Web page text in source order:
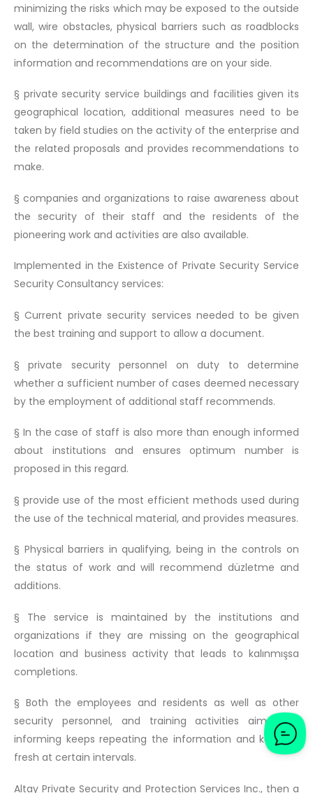
minimizing the risks which may be exposed to the outside
wall, wire obstacles, physical barriers such as roadblocks
on the determination of the structure and the position
information and recommendations are on your side.
§ private security service buildings and facilities given its
geographical location, additional measures need to be
taken by field studies on the activity of the enterprise and
the related proposals and provides recommendations to
make.
§ companies and organizations to raise awareness about
the security of their staff and the residents of the
pioneering work and activities are also available.
Implemented in the Existence of Private Security Service
Security Consultancy services:
§ Current private security services needed to be given
the best training and support to allow a document.
§ private security personnel on duty to determine
whether a sufficient number of cases deemed necessary
by the employment of additional staff recommends.
§ In the case of staff is also more than enough informed
about institutions and ensures optimum number is
proposed in this regard.
§ provide use of the most efficient methods used during
the use of the technical material, and provides measures.
§ Physical barriers in qualifying, being in the controls on
the status of work and will recommend düzletme and
additions.
§ The service is maintained by the institutions and
organizations if they are missing on the geographical
location and business activity that leads to kalınmışsa
completions.
§ Both the employees and residents as well as other
security personnel, and training activities aimed at
informing keeps repeating the information and keeps it
fresh at certain intervals.
Altay Private Security and Protection Services Inc., then a